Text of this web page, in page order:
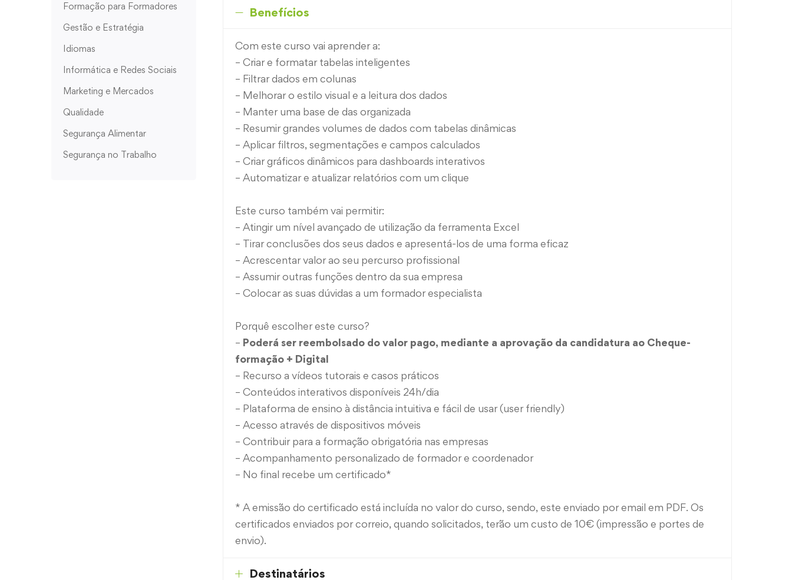
Formação para Formadores
Gestão e Estratégia
Idiomas
Informática e Redes Sociais
Marketing e Mercados
Qualidade
Segurança Alimentar
Segurança no Trabalho
Benefícios
Com este curso vai aprender a:
– Criar e formatar tabelas inteligentes
– Filtrar dados em colunas
– Melhorar o estilo visual e a leitura dos dados
– Manter uma base de das organizada
– Resumir grandes volumes de dados com tabelas dinâmicas
– Aplicar filtros, segmentações e campos calculados
– Criar gráficos dinâmicos para dashboards interativos
– Automatizar e atualizar relatórios com um clique
Este curso também vai permitir:
– Atingir um nível avançado de utilização da ferramenta Excel
– Tirar conclusões dos seus dados e apresentá-los de uma forma eficaz
– Acrescentar valor ao seu percurso profissional
– Assumir outras funções dentro da sua empresa
– Colocar as suas dúvidas a um formador especialista
Porquê escolher este curso?
– Poderá ser reembolsado do valor pago, mediante a aprovação da candidatura ao Cheque-
formação + Digital
– Recurso a vídeos tutorais e casos práticos
– Conteúdos interativos disponíveis 24h/dia
– Plataforma de ensino à distância intuitiva e fácil de usar (user friendly)
– Acesso através de dispositivos móveis
– Contribuir para a formação obrigatória nas empresas
– Acompanhamento personalizado de formador e coordenador
– No final recebe um certificado*
* A emissão do certificado está incluída no valor do curso, sendo, este enviado por email em PDF. Os
certificados enviados por correio, quando solicitados, terão um custo de 10€ (impressão e portes de
envio).
Destinatários